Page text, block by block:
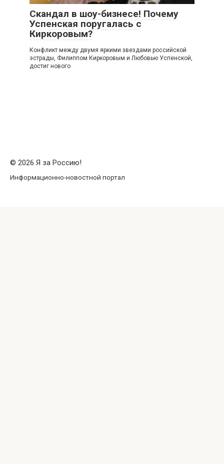
Скандал в шоу-бизнесе! Почему
Успенская поругалась с
Киркоровым?
Конфликт между двумя яркими звездами российской
эстрады, Филиппом Киркоровым и Любовью Успенской,
достиг нового
© 2026 Я за Россию!
Информационно-новостной портал